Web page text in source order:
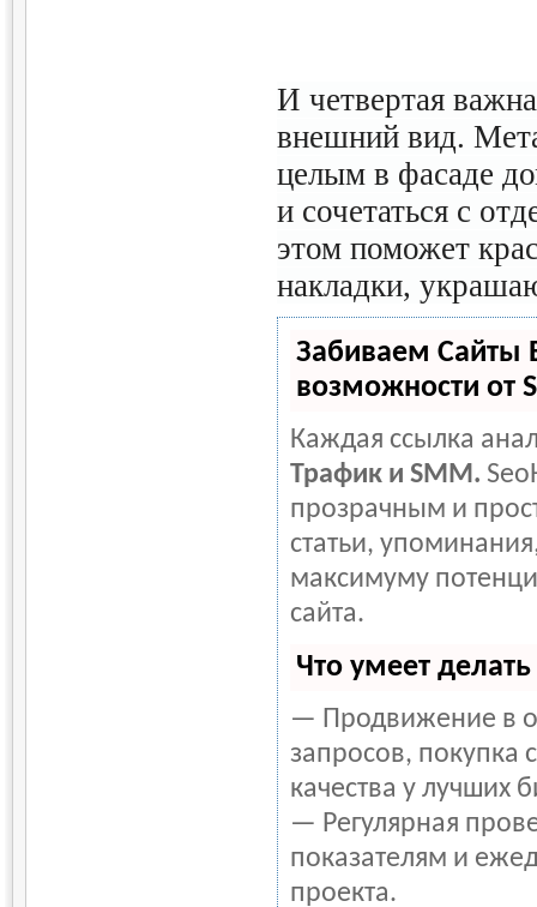
И четвертая
внешний вид.
целым в фасаде
и сочетаться с
этом поможет
накладки,
Забиваем
возможности от
Каждая ссылка
Трафик и SMM.
прозрачным и
статьи,
максимуму
сайта.
Что умеет
— Продвижение в
запросов, покупка
качества у лучших
— Регулярная
показателям и
проекта.